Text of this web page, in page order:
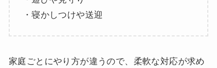
・寝かしつけや送迎
家庭ごとにやり方が違うので、柔軟な対応が求め